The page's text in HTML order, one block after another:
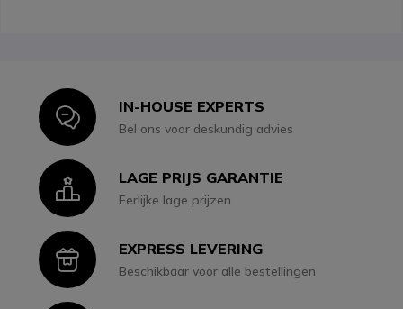
IconIN-HOUSE EXPERTS
Bel ons voor deskundig advies
IconLAGE PRIJS GARANTIE
Eerlijke lage prijzen
IconEXPRESS LEVERING
Beschikbaar voor alle bestellingen